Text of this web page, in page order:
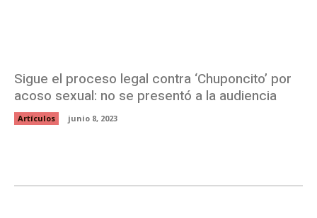
Sigue el proceso legal contra ‘Chuponcito’ por
acoso sexual: no se presentó a la audiencia
Artículos junio 8, 2023